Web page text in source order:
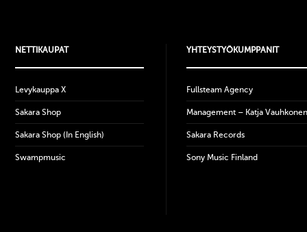
NETTIKAUPAT
Levykauppa X
Sakara Shop
Sakara Shop (In English)
Swampmusic
YHTEYSTYÖKUMPPANIT
Fullsteam Agency
Management – Katja Vauhkonen
Sakara Records
Sony Music Finland